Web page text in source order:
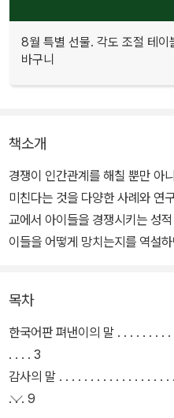
8월 특별 선물. 각도 조절 테이
바구니
책소개
경쟁이 인간관계를 해칠 뿐만 아
미친다는 것을 다양한 사례와 연
교에서 아이들을 경쟁시키는 성
이들을 어떻게 망치는지를 역설
고 자존감을 높여준다고 강조한다.
목차
한국어판 펴낸이의 말 ․ ․ ․ ․ ․ ․ ․ ․ ․ ․ ․ ․ ․ ․ ․ ․ ․ ․ ․ ․ ․ ․ ․ ․ ․ ․ ․ ․ ․ ․ ․ ․ ․ ․ ․ ․
․ ․ ․ ․ 3
감사의 말 ․ ․ ․ ․ ․ ․ ․ ․ ․ ․ ․ ․ ․ ․ ․ ․ ․ ․ ․ ․ ․ ․ ․ ․ ․ ․ ․ ․ ․ ․ ․ ․ ․ ․ ․ ․ ․ ․ ․ ․ ․ ․ ․ ․ ․
․ ․ ․ 9